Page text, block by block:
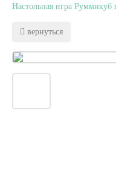
Настольная игра Руммикуб
вернуться